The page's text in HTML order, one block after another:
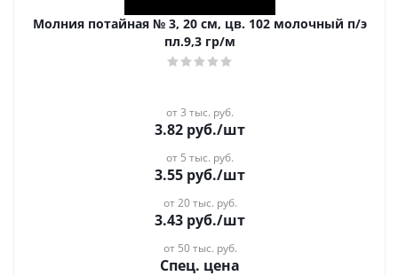
Молния потайная № 3, 20 см, цв. 102 молочный п/э
пл.9,3 гр/м
от 3 тыс. руб.
3.82 руб./шт
от 5 тыс. руб.
3.55 руб./шт
от 20 тыс. руб.
3.43 руб./шт
от 50 тыс. руб.
Спец. цена